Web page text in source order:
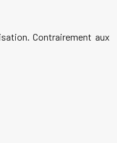
Contrairement aux